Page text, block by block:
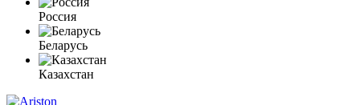
Россия
Беларусь
Казахстан